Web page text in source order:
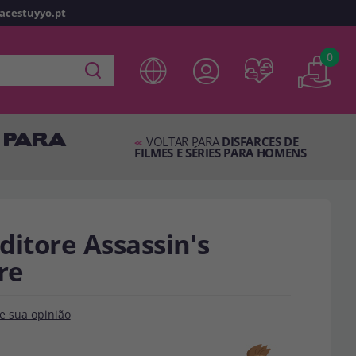
0
PARA << VOLTAR PARA DISFARCES DE
FILMES E SÉRIES PARA HOMENS
Assassin's
sua opinião